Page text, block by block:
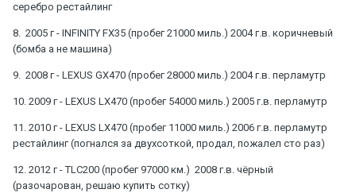
серебро рестайлинг
8. 2005 г - INFINITY FX35 (пробег 21000 миль.) 2004 г.в. коричневый
(бомба а не машина)
9. 2008 г - LEXUS GX470 (пробег 28000 миль.) 2004 г.в. перламутр
10. 2009 г - LEXUS LX470 (пробег 54000 миль.) 2005 г.в. перламутр
11. 2010 г - LEXUS LX470 (пробег 11000 миль.) 2006 г.в. перламутр
рестайлинг (погнался за двухсоткой, продал, пожалел сто раз)
12. 2012 г - TLC200 (пробег 97000 км.) 2008 г.в. чёрный
(разочарован, решаю купить сотку)